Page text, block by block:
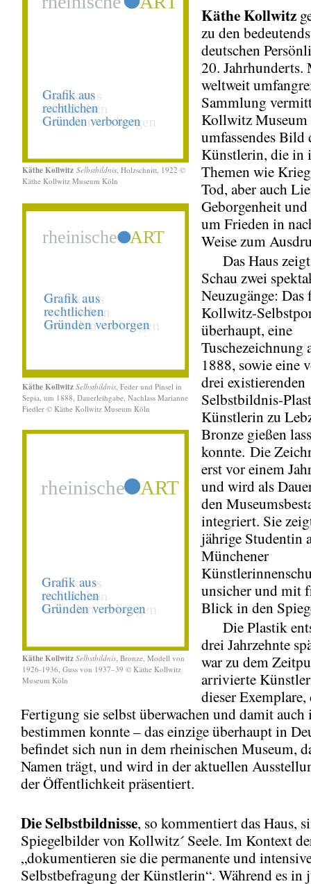
Käthe Kollwitz Selbstbildnis , Holzschnitt, 1922 ©
Käthe Kollwitz Museum Köln
Käthe Kollwitz Selbstbildnis , Feder und Pinsel in
Sepia, um 1888, Dauerleihgabe, Nachlass Marianne
Fiedler © Käthe Kollwitz Museum Köln
Käthe Kollwitz Selbstbildnis , Bronze, Modell von
1926-1936, Guss von 1937–39 © Käthe Kollwitz
Museum Köln
Käthe Kollwitz
zu den
deutschen
20. Jahrhunderts.
weltweit
Sammlung
Kollwitz Museum
umfassendes Bild
Künstlerin, die in
Themen wie
Tod, aber auch
Geborgenheit
um Frieden in
Weise zum
Das Haus
Schau zwei
Neuzugänge: Das
Kollwitz-
überhaupt, eine
Tuschezeichnung
1888, sowie eine
drei existierenden
Selbstbildnis-
Künstlerin zu
Bronze gießen
konnte. Die
erst vor einem
und wird als
den
integriert. Sie
jährige Studentin
Münchener
unsicher und mit
Blick in den
Die Plastik
drei Jahrzehnte
war zu dem
arrivierte
dieser Exemplare,
Fertigung sie selbst überwachen und damit
bestimmen konnte – das einzige überhaupt in
befindet sich nun in dem rheinischen Museum,
Namen trägt, und wird in der aktuellen
der Öffentlichkeit präsentiert.
Die Selbstbildnisse, so kommentiert das Haus,
Spiegelbilder von Kollwitz´ Seele. Im Kontext
„dokumentieren sie die permanente und
Selbstbefragung der Künstlerin“. Während es in